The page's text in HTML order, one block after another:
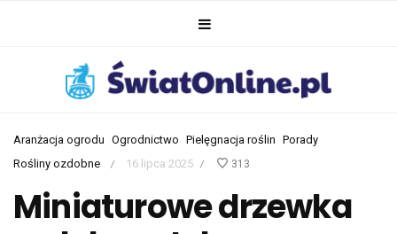
Aranżacja ogrodu Ogrodnictwo Pielęgnacja roślin Porady
Rośliny ozdobne
/ 16 lipca 2025 / 313
Miniaturowe drzewka